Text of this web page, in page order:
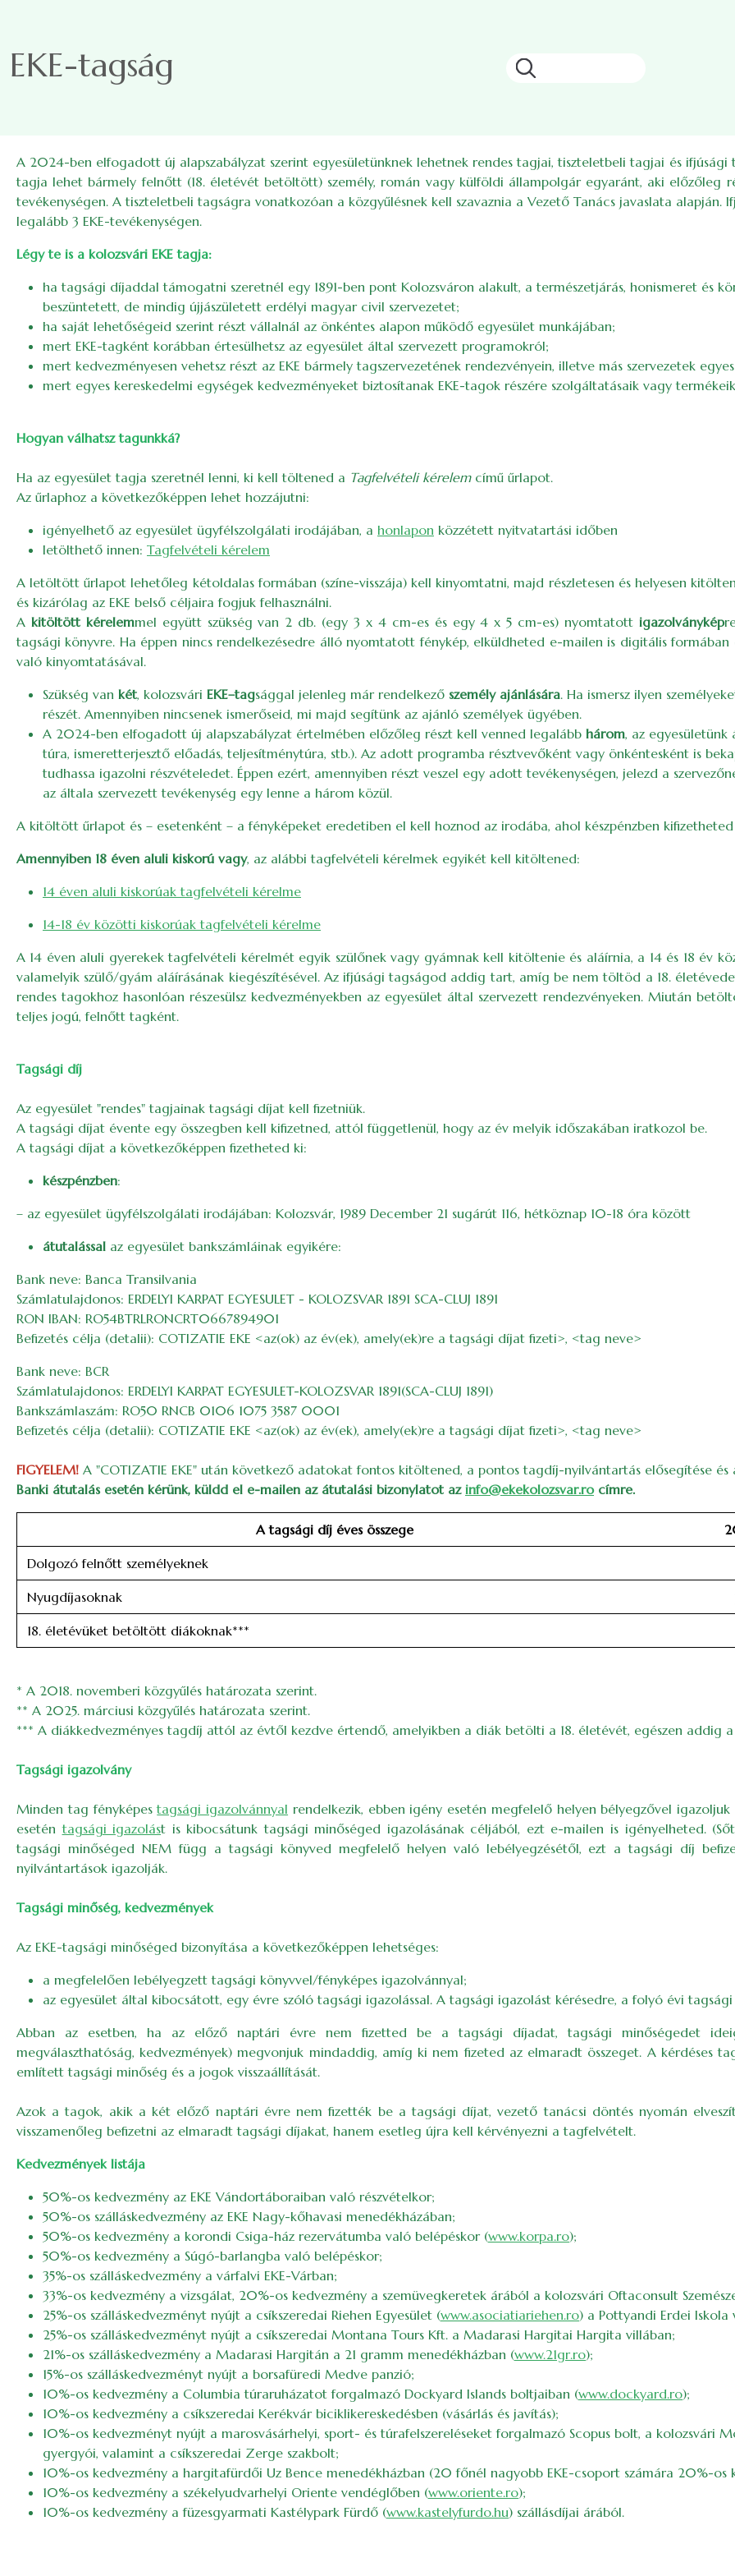
EKE-tagság
A 2024-ben elfogadott új alapszabályzat szerint egyesületünknek lehetnek rendes tagjai, tiszteletbeli tagjai és ifjúsági
tagja lehet bármely felnőtt (18. életévét betöltött) személy, román vagy külföldi állampolgár egyaránt, aki előzőleg
tevékenységen. A tiszteletbeli tagságra vonatkozóan a közgyűlésnek kell szavaznia a Vezető Tanács javaslata
legalább 3 EKE-tevékenységen.
Légy te is a kolozsvári EKE tagja:
ha tagsági díjaddal támogatni szeretnél egy 1891-ben pont Kolozsváron alakult, a természetjárás, honismeret és
beszüntetett, de mindig újjászületett erdélyi magyar civil szervezetet;
ha saját lehetőségeid szerint részt vállalnál az önkéntes alapon működő egyesület munkájában;
mert EKE-tagként korábban értesülhetsz az egyesület által szervezett programokról;
mert kedvezményesen vehetsz részt az EKE bármely tagszervezetének rendezvényein, illetve más szervezetek
mert egyes kereskedelmi egységek kedvezményeket biztosítanak EKE-tagok részére szolgáltatásaik vagy
Hogyan válhatsz tagunkká?
Ha az egyesület tagja szeretnél lenni, ki kell töltened a Tagfelvételi kérelemcímű űrlapot.
Az űrlaphoz a következőképpen lehet hozzájutni:
igényelhető az egyesület ügyfélszolgálati irodájában, a honlapon közzétett nyitvatartási időben
letölthető innen: Tagfelvételi kérelem
A letöltött űrlapot lehetőleg kétoldalas formában (színe-visszája) kell kinyomtatni, majd részletesen és helyesen
és kizárólag az EKE belső céljaira fogjuk felhasználni.
A kitöltött kérelemmel együtt szükség van 2 db. (egy 3 x 4 cm-es és egy 4 x 5 cm-es) nyomtatott igazolványkép
tagsági könyvre. Ha éppen nincs rendelkezésedre álló nyomtatott fénykép, elküldheted e-mailen is digitális
való kinyomtatásával.
Szükség van két, kolozsvári EKE–tagsággal jelenleg már rendelkező személy ajánlására. Ha ismersz ilyen
részét. Amennyiben nincsenek ismerőseid, mi majd segítünk az ajánló személyek ügyében.
A 2024-ben elfogadott új alapszabályzat értelmében előzőleg részt kell venned legalább három, az
túra, ismeretterjesztő előadás, teljesítménytúra, stb.). Az adott programba résztvevőként vagy önkéntesként is
tudhassa igazolni részvételedet. Éppen ezért, amennyiben részt veszel egy adott tevékenységen, jelezd a
az általa szervezett tevékenység egy lenne a három közül.
A kitöltött űrlapot és – esetenként – a fényképeket eredetiben el kell hoznod az irodába, ahol készpénzben
Amennyiben 18 éven aluli kiskorú vagy, az alábbi tagfelvételi kérelmek egyikét kell kitöltened:
14 éven aluli kiskorúak tagfelvételi kérelme
14-18 év közötti kiskorúak tagfelvételi kérelme
A 14 éven aluli gyerekek tagfelvételi kérelmét egyik szülőnek vagy gyámnak kell kitöltenie és aláírnia, a 14 és 18 év
valamelyik szülő/gyám aláírásának kiegészítésével. Az ifjúsági tagságod addig tart, amíg be nem töltöd a 18.
rendes tagokhoz hasonlóan részesülsz kedvezményekben az egyesület által szervezett rendezvényeken. Miután
teljes jogú, felnőtt tagként.
Tagsági díj
Az egyesület "rendes" tagjainak tagsági díjat kell fizetniük.
A tagsági díjat évente egy összegben kell kifizetned, attól függetlenül, hogy az év melyik időszakában iratkozol be.
A tagsági díjat a következőképpen fizetheted ki:
készpénzben:
– az egyesület ügyfélszolgálati irodájában: Kolozsvár, 1989 December 21 sugárút 116, hétköznap 10-18 óra között
átutalással az egyesület bankszámláinak egyikére:
Bank neve: Banca Transilvania
Számlatulajdonos: ERDELYI KARPAT EGYESULET - KOLOZSVAR 1891 SCA-CLUJ 1891
RON IBAN: RO54BTRLRONCRT0667894901
Befizetés célja (detalii): COTIZATIE EKE <az(ok) az év(ek), amely(ek)re a tagsági díjat fizeti>, <tag neve>
Bank neve: BCR
Számlatulajdonos: ERDELYI KARPAT EGYESULET-KOLOZSVAR 1891(SCA-CLUJ 1891)
Bankszámlaszám: RO50 RNCB 0106 1075 3587 0001
Befizetés célja (detalii): COTIZATIE EKE <az(ok) az év(ek), amely(ek)re a tagsági díjat fizeti>, <tag neve>
FIGYELEM! A "COTIZATIE EKE" után következő adatokat fontos kitöltened, a pontos tagdíj-nyilvántartás elősegítése
Banki átutalás esetén kérünk, küldd el e-mailen az átutalási bizonylatot az info@ekekolozsvar.rocímre.
A tagsági díj éves összege
Dolgozó felnőtt személyeknek
Nyugdíjasoknak
18. életévüket betöltött diákoknak***
* A 2018. novemberi közgyűlés határozata szerint.
** A 2025. márciusi közgyűlés határozata szerint.
*** A diákkedvezményes tagdíj attól az évtől kezdve értendő, amelyikben a diák betölti a 18. életévét, egészen addig
Tagsági igazolvány
Minden tag fényképestagsági igazolvánnyal rendelkezik, ebben igény esetén megfelelő helyen bélyegzővel
eseténtagsági igazolást is kibocsátunk tagsági minőséged igazolásának céljából, ezt e-mailen is igényelheted.
tagsági minőséged NEM függ a tagsági könyved megfelelő helyen való lebélyegzésétől, ezt a tagsági díj
nyilvántartások igazolják.
Tagsági minőség, kedvezmények
Az EKE-tagsági minőséged bizonyítása a következőképpen lehetséges:
a megfelelően lebélyegzett tagsági könyvvel/fényképes igazolvánnyal;
az egyesület által kibocsátott, egy évre szóló tagsági igazolással. A tagsági igazolást kérésedre, a folyó évi
Abban az esetben, ha az előző naptári évre nem fizetted be a tagsági díjadat, tagsági minőségedet
megválaszthatóság, kedvezmények) megvonjuk mindaddig, amíg ki nem fizeted az elmaradt összeget. A kérdéses
említett tagsági minőség és a jogok visszaállítását.
Azok a tagok, akik a két előző naptári évre nem fizették be a tagsági díjat, vezető tanácsi döntés nyomán
visszamenőleg befizetni az elmaradt tagsági díjakat, hanem esetleg újra kell kérvényezni a tagfelvételt.
Kedvezmények listája
50%-os kedvezmény az EKE Vándortáboraiban való részvételkor;
50%-os szálláskedvezmény az EKE Nagy-kőhavasi menedékházában;
50%-os kedvezmény a korondi Csiga-ház rezervátumba való belépéskor (www.korpa.ro);
50%-os kedvezmény a Súgó-barlangba való belépéskor;
35%-os szálláskedvezmény a várfalvi EKE-Várban;
33%-os kedvezmény a vizsgálat, 20%-os kedvezmény a szemüvegkeretek árából a kolozsvári Oftaconsult
25%-os szálláskedvezményt nyújt a csíkszeredai Riehen Egyesület (www.asociatiariehen.ro) a Pottyandi Erdei Iskola
25%-os szálláskedvezményt nyújt a csíkszeredai Montana Tours Kft. a Madarasi Hargitai Hargita villában;
21%-os szálláskedvezmény a Madarasi Hargitán a 21 gramm menedékházban (www.21gr.ro);
15%-os szálláskedvezményt nyújt a borsafüredi Medve panzió;
10%-os kedvezmény a Columbia túraruházatot forgalmazó Dockyard Islands boltjaiban (www.dockyard.ro);
10%-os kedvezmény a csíkszeredai Kerékvár biciklikereskedésben (vásárlás és javítás);
10%-os kedvezményt nyújt a marosvásárhelyi, sport- és túrafelszereléseket forgalmazó Scopus bolt, a kolozsvári
gyergyói, valamint a csíkszeredai Zerge szakbolt;
10%-os kedvezmény a hargitafürdői Uz Bence menedékházban (20 főnél nagyobb EKE-csoport számára 20%-os
10%-os kedvezmény a székelyudvarhelyi Oriente vendéglőben (www.oriente.ro);
10%-os kedvezmény a füzesgyarmati Kastélypark Fürdő (www.kastelyfurdo.hu) szállásdíjai árából.